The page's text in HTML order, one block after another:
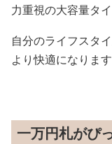
力重視の大容量タ
自分のライフスタ
より快適になります
一万円札がぴ